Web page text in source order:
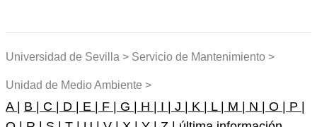
Universidad de Sevilla > Servicio de Mantenimiento >
Unidad de Medio Ambiente >
A | B | C | D | E | F | G | H | I | J | K | L | M | N | O | P |